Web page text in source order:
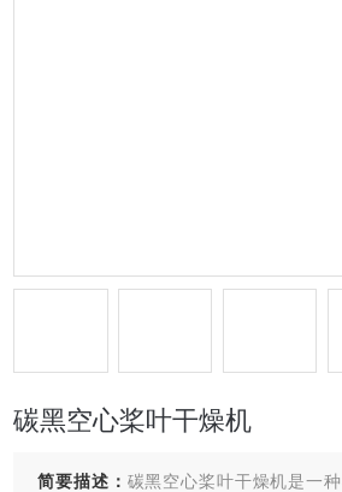
碳黑空心桨叶干燥机
简要描述： 碳黑空心桨叶干燥机是一